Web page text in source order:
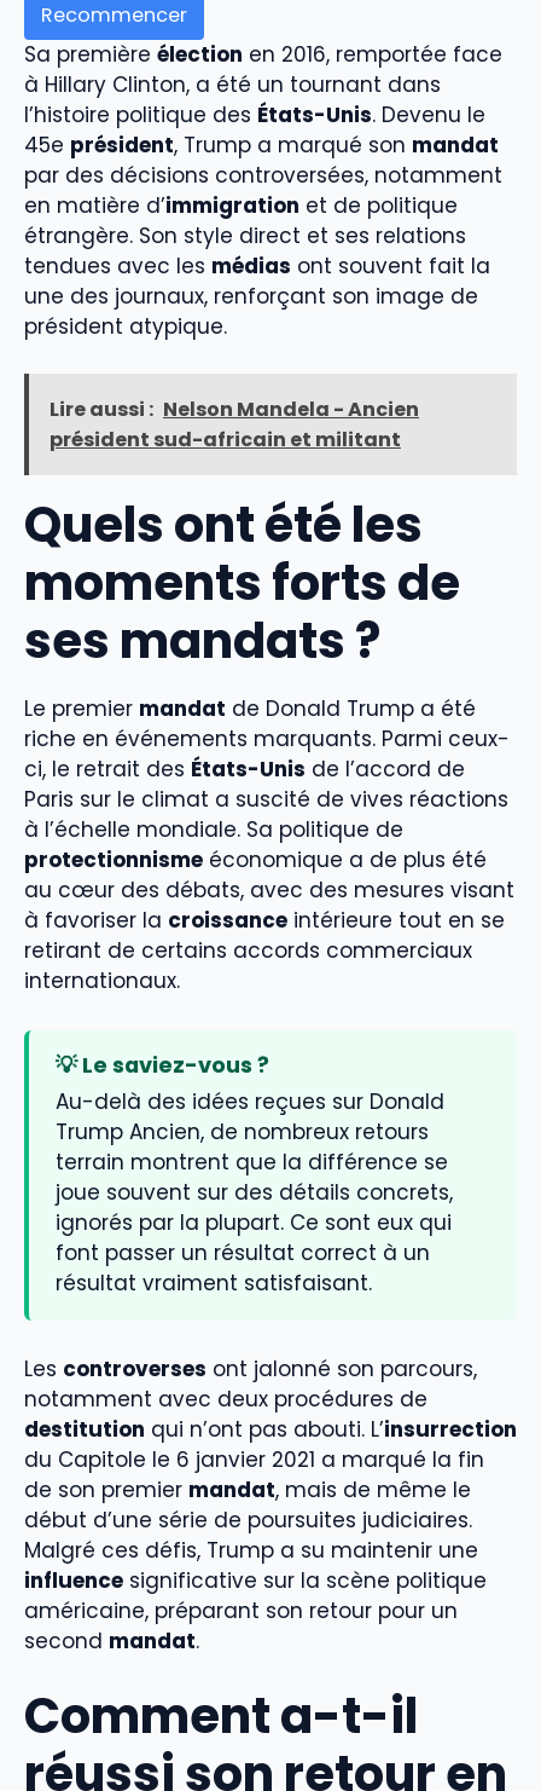
Recommencer
Sa première élection en 2016, remportée face
à Hillary Clinton, a été un tournant dans
l’histoire politique des États-Unis. Devenu le
45e président, Trump a marqué son mandat
par des décisions controversées, notamment
en matière d’immigration et de politique
étrangère. Son style direct et ses relations
tendues avec les médias ont souvent fait la
une des journaux, renforçant son image de
président atypique.
Lire aussi : Nelson Mandela - Ancien
président sud-africain et militant
Quels ont été les
moments forts de
ses mandats ?
Le premier mandat de Donald Trump a été
riche en événements marquants. Parmi ceux-
ci, le retrait des États-Unis de l’accord de
Paris sur le climat a suscité de vives réactions
à l’échelle mondiale. Sa politique de
protectionnisme économique a de plus été
au cœur des débats, avec des mesures visant
à favoriser la croissance intérieure tout en se
retirant de certains accords commerciaux
internationaux.
💡 Le saviez-vous ?
Au-delà des idées reçues sur Donald
Trump Ancien, de nombreux retours
terrain montrent que la différence se
joue souvent sur des détails concrets,
ignorés par la plupart. Ce sont eux qui
font passer un résultat correct à un
résultat vraiment satisfaisant.
Les controverses ont jalonné son parcours,
notamment avec deux procédures de
destitution qui n’ont pas abouti. L’insurrection
du Capitole le 6 janvier 2021 a marqué la fin
de son premier mandat, mais de même le
début d’une série de poursuites judiciaires.
Malgré ces défis, Trump a su maintenir une
influence significative sur la scène politique
américaine, préparant son retour pour un
second mandat.
Comment a-t-il
réussi son retour en